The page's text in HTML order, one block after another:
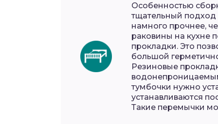
Особенностью
тщательный
намного прочнее,
раковины на кухне
прокладки. Это
большой
Резиновые
тумбочки нужно
устанавливаются
Такие перемычки